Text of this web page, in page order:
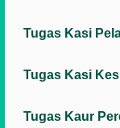
Tugas Kasi
Tugas Kasi
Tugas Kaur